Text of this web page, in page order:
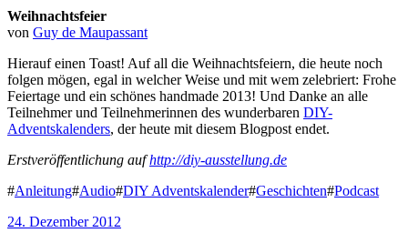
Weihnachtsfeier
von Guy de Maupassant
Hierauf einen Toast! Auf all die Weihnachtsfeiern, die heute noch
folgen mögen, egal in welcher Weise und mit wem zelebriert: Frohe
Feiertage und ein schönes handmade 2013! Und Danke an alle
Teilnehmer und Teilnehmerinnen des wunderbaren DIY-
Adventskalenders, der heute mit diesem Blogpost endet.
Erstveröffentlichung aufhttp://diy-ausstellung.de
#Anleitung#Audio#DIY Adventskalender#Geschichten#Podcast
24. Dezember 2012